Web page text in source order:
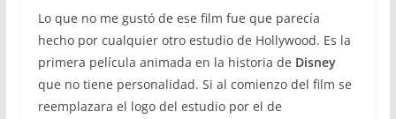
Lo que no me gustó de ese film fue que parecía
hecho por cualquier otro estudio de Hollywood. Es la
primera película animada en la historia de Disney
que no tiene personalidad. Si al comienzo del film se
reemplazara el logo del estudio por el de